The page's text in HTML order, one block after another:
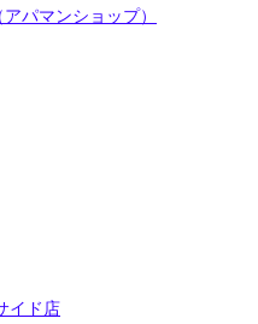
パマンショップ）
イド店